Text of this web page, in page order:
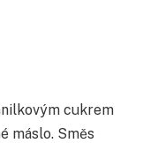
cukrem
máslo. Směs